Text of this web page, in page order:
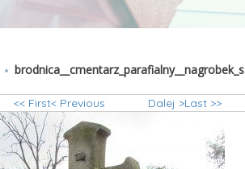
tutaj
<< First< Previous Dalej >Last >>